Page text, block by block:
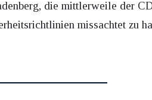
die mittlerweile der
missachtet zu